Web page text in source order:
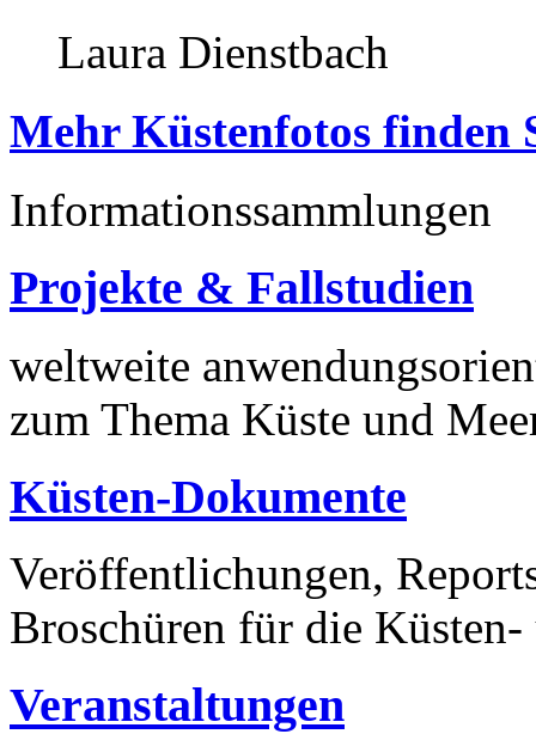
Laura Dienstbach
Mehr Küstenfotos finden
Informationssammlungen
Projekte & Fallstudien
weltweite
zum Thema Küste und
Küsten-Dokumente
Veröffentlichungen,
Broschüren für die
Veranstaltungen